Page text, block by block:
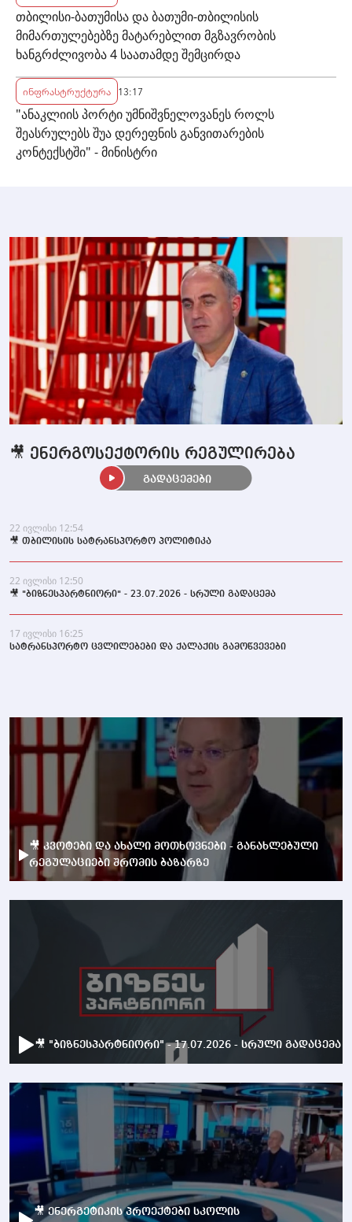
თბილისი-ბათუმისა და ბათუმი-თბილისის
მიმართულებებზე მატარებლით მგზავრობის
ხანგრძლივობა 4 საათამდე შემცირდა
ინფრასტრუქტურა 13:17
"ანაკლიის პორტი უმნიშვნელოვანეს როლს
შეასრულებს შუა დერეფნის განვითარების
კონტექსტში" - მინისტრი
22 ივლისი 12:54
🎥 თბილისის სატრანსპორტო პოლიტიკა
22 ივლისი 12:50
🎥 "ბიზნესპარტნიორი" - 23.07.2026 - სრული გადაცემა
17 ივლისი 16:25
სატრანსპორტო ცვლილებები და ქალაქის გამოწვევები
🎥 ენერგოსექტორის რეგულირება
გადაცემები
🎥 კვოტები და ახალი მოთხოვნები - განახლებული
რეგულაციები შრომის ბაზარზე
🎥 "ბიზნესპარტნიორი" - 17.07.2026 - სრული გადაცემა
🎥 ენერგეტიკის პროექტები სკოლის